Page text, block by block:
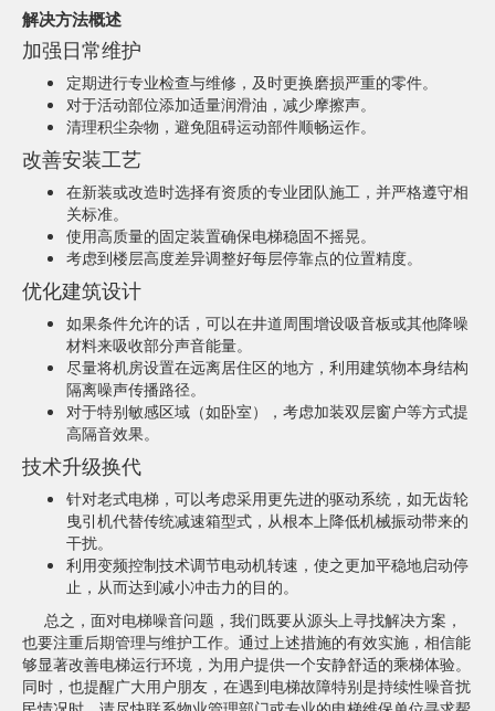
解决方法概述
加强日常维护
定期进行专业检查与维修，及时更换磨损严重的零件。
对于活动部位添加适量润滑油，减少摩擦声。
清理积尘杂物，避免阻碍运动部件顺畅运作。
改善安装工艺
在新装或改造时选择有资质的专业团队施工，并严格遵守相
关标准。
使用高质量的固定装置确保电梯稳固不摇晃。
考虑到楼层高度差异调整好每层停靠点的位置精度。
优化建筑设计
如果条件允许的话，可以在井道周围增设吸音板或其他降噪
材料来吸收部分声音能量。
尽量将机房设置在远离居住区的地方，利用建筑物本身结构
隔离噪声传播路径。
对于特别敏感区域（如卧室），考虑加装双层窗户等方式提
高隔音效果。
技术升级换代
针对老式电梯，可以考虑采用更先进的驱动系统，如无齿轮
曳引机代替传统减速箱型式，从根本上降低机械振动带来的
干扰。
利用变频控制技术调节电动机转速，使之更加平稳地启动停
止，从而达到减小冲击力的目的。
总之，面对电梯噪音问题，我们既要从源头上寻找解决方案，
也要注重后期管理与维护工作。通过上述措施的有效实施，相信能
够显著改善电梯运行环境，为用户提供一个安静舒适的乘梯体验。
同时，也提醒广大用户朋友，在遇到电梯故障特别是持续性噪音扰